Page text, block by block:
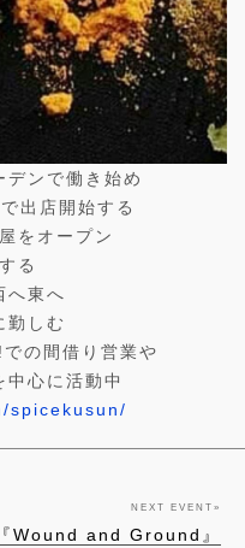
デンで働き始め
出店開始する
をオープン
る
へ東へ
勤しむ
の間借り営業や
心に活動中
spicekusun/
NEXT EVENT »
『Wound and Ground』